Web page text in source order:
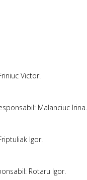
Victor.
Malanciuc Irina.
Igor.
Rotaru Igor.